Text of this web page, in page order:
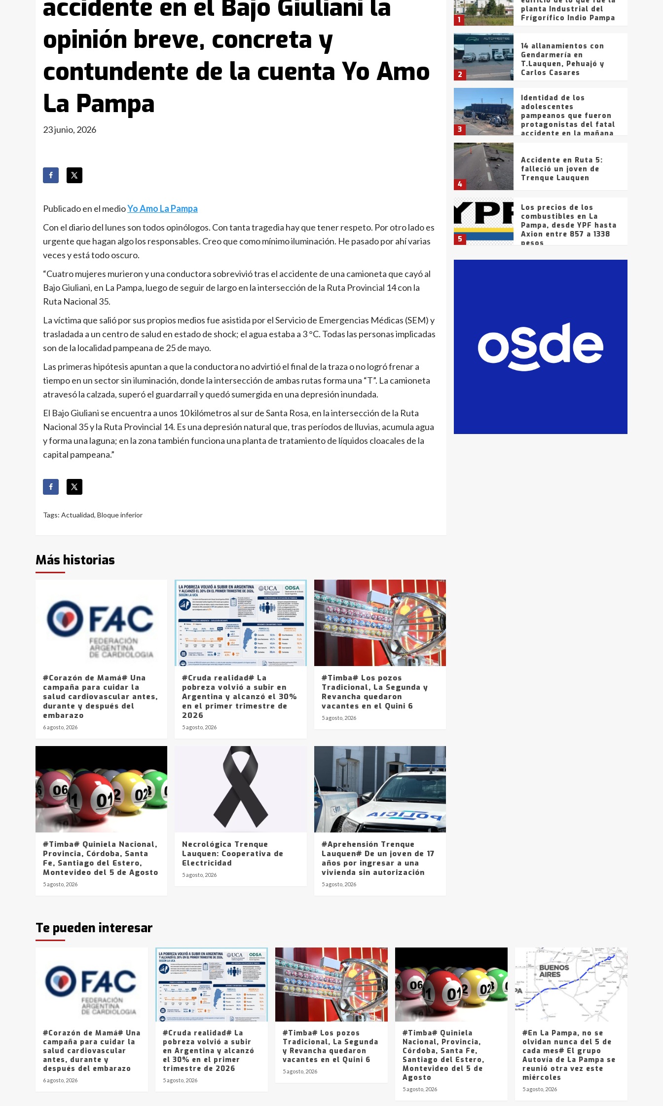
accidente en el Bajo Giuliani la
opinión breve, concreta y
contundente de la cuenta Yo Amo
La Pampa
23 junio, 2026
Publicado en el medioYo Amo La Pampa
Con el diario del lunes son todos opinólogos. Con tanta tragedia hay que tener respeto. Por otro lado es
urgente que hagan algo los responsables. Creo que como mínimo iluminación. He pasado por ahí varias
veces y está todo oscuro.
“Cuatro mujeres murieron y una conductora sobrevivió tras el accidente de una camioneta que cayó al
Bajo Giuliani, en La Pampa, luego de seguir de largo en la intersección de la Ruta Provincial 14 con la
Ruta Nacional 35.
La víctima que salió por sus propios medios fue asistida por el Servicio de Emergencias Médicas (SEM) y
trasladada a un centro de salud en estado de shock; el agua estaba a 3 °C. Todas las personas implicadas
son de la localidad pampeana de 25 de mayo.
Las primeras hipótesis apuntan a que la conductora no advirtió el final de la traza o no logró frenar a
tiempo en un sector sin iluminación, donde la intersección de ambas rutas forma una “T”. La camioneta
atravesó la calzada, superó el guardarraíl y quedó sumergida en una depresión inundada.
El Bajo Giuliani se encuentra a unos 10 kilómetros al sur de Santa Rosa, en la intersección de la Ruta
Nacional 35 y la Ruta Provincial 14. Es una depresión natural que, tras períodos de lluvias, acumula agua
y forma una laguna; en la zona también funciona una planta de tratamiento de líquidos cloacales de la
capital pampeana.”
Tags: Actualidad, Bloque inferior
Más historias
#Corazón de Mamá# Una
campaña para cuidar la
salud cardiovascular antes,
durante y después del
embarazo
6 agosto, 2026
#Cruda realidad# La
pobreza volvió a subir en
Argentina y alcanzó el 30%
en el primer trimestre de
2026
5 agosto, 2026
#Timba# Los pozos
Tradicional, La Segunda y
Revancha quedaron
vacantes en el Quini 6
5 agosto, 2026
#Timba# Quiniela Nacional,
Provincia, Córdoba, Santa
Fe, Santiago del Estero,
Montevideo del 5 de Agosto
5 agosto, 2026
Necrológica Trenque
Lauquen: Cooperativa de
Electricidad
5 agosto, 2026
#Aprehensión Trenque
Lauquen# De un joven de 17
años por ingresar a una
vivienda sin autorización
5 agosto, 2026
1
planta Industrial del
Frígorífico Indio Pampa
2
14 allanamientos con
Gendarmería en
T.Lauquen, Pehuajó y
Carlos Casares
3
Identidad de los
adolescentes
pampeanos que fueron
protagonistas del fatal
accidente en la mañana
4
Accidente en Ruta 5:
falleció un joven de
Trenque Lauquen
5
Los precios de los
combustibles en La
Pampa, desde YPF hasta
Axion entre 857 a 1338
pesos
La Bolsa de Cereales de
que intentaron evadir a
la Policía fueron
detenidos por
comercialización de
drogas en la tarde del
sábado
Te pueden interesar
#Corazón de Mamá# Una
campaña para cuidar la
salud cardiovascular
antes, durante y
después del embarazo
6 agosto, 2026
#Cruda realidad# La
pobreza volvió a subir
en Argentina y alcanzó
el 30% en el primer
trimestre de 2026
5 agosto, 2026
#Timba# Los pozos
Tradicional, La Segunda
y Revancha quedaron
vacantes en el Quini 6
5 agosto, 2026
#Timba# Quiniela
Nacional, Provincia,
Córdoba, Santa Fe,
Santiago del Estero,
Montevideo del 5 de
Agosto
5 agosto, 2026
#En La Pampa, no se
olvidan nunca del 5 de
cada mes# El grupo
Autovía de La Pampa se
reunió otra vez este
miércoles
5 agosto, 2026